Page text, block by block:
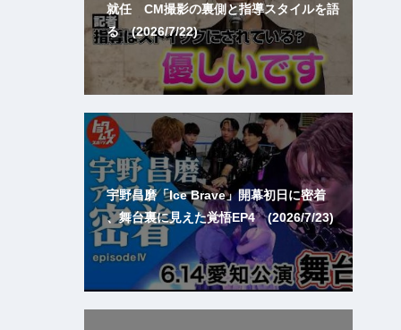
就任 CM撮影の裏側と指導スタイルを語
る (2026/7/22)
宇野昌磨「Ice Brave」開幕初日に密着
、舞台裏に見えた覚悟EP4 (2026/7/23)